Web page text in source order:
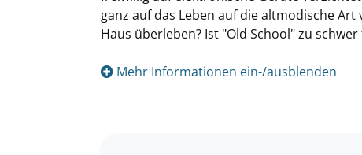
ganz auf das Leben auf die altmodische
Haus überleben? Ist "Old School" zu
Mehr Informationen ein-/ausblenden